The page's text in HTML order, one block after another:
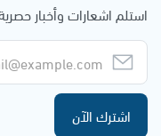
استلم اشعارات وأخبار
اشترك الآن